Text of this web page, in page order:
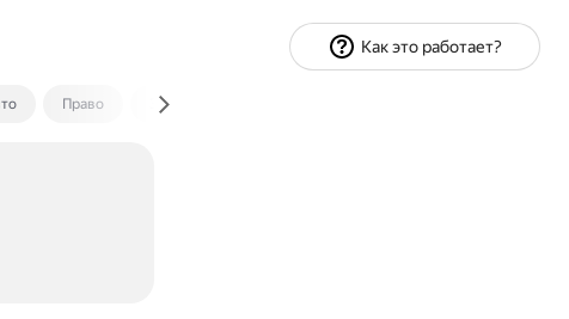
Право Экономика и финансы
Как это работает?